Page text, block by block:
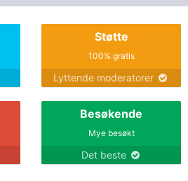
Støtte
100% gratis
Lyttende moderatorer
Besøkende
Mye besøkt
Det beste